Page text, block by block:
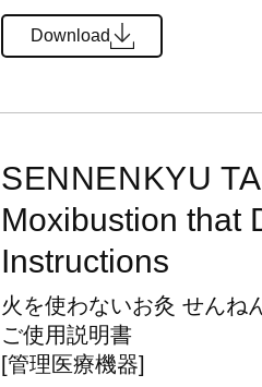
Download
SENNENKYU
Moxibustion that
Instructions
火を使わないお灸 せんね
ご使用説明書
[管理医療機器]